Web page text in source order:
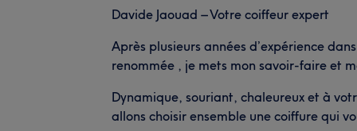
Davide Jaouad – Votre coiffeur expert
Après plusieurs années d’expérience
renommée , je mets mon savoir-faire et
Dynamique, souriant, chaleureux et à
allons choisir ensemble une coiffure qui